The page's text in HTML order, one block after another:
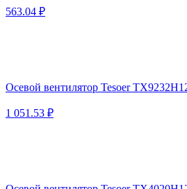
563.04 ₽
Осевой вентилятор Tesoer
1 051.53 ₽